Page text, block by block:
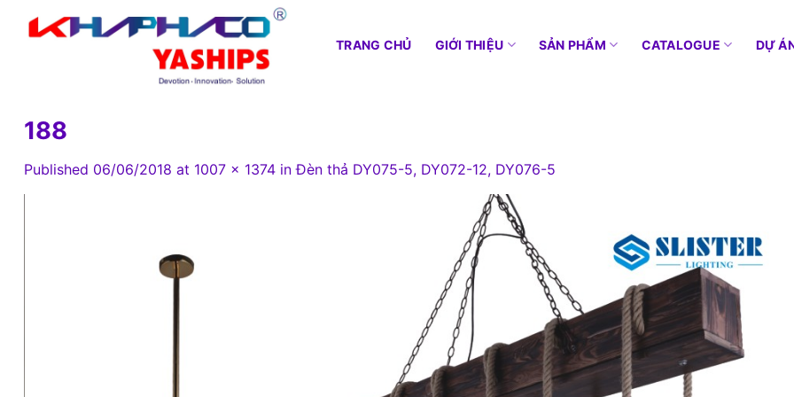
TRANG CHỦ GIỚI THIỆU SẢN PHẨM CATALOGUE DỰ
188
Published 06/06/2018 at 1007 × 1374 inĐèn thả DY075-5, DY072-12, DY076-5